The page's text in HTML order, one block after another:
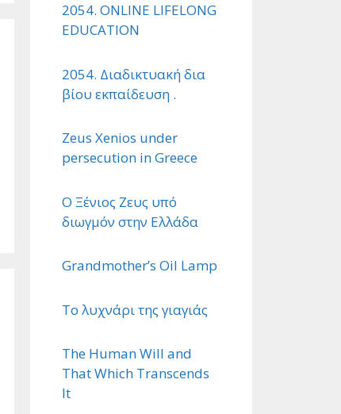
2054. ONLINE LIFELONG
EDUCATION
2054. Διαδικτυακή δια
βίου εκπαίδευση .
Zeus Xenios under
persecution in Greece
Ο Ξένιος Ζευς υπό
διωγμόν στην Ελλάδα
Grandmother’s Oil Lamp
Το λυχνάρι της γιαγιάς
The Human Will and
That Which Transcends
It